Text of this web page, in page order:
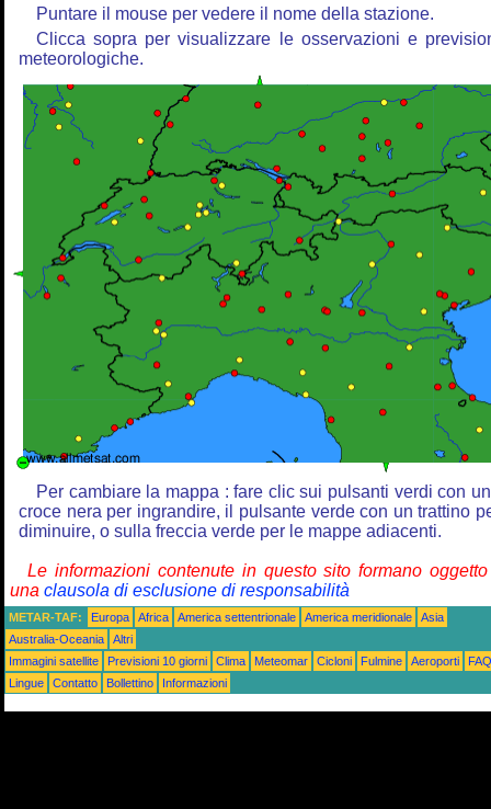
Puntare il mouse per vedere il nome della stazione.
Clicca sopra per visualizzare le osservazioni e
meteorologiche.
Per cambiare la mappa : fare clic sui pulsanti verdi con
croce nera per ingrandire, il pulsante verde con un trattino
diminuire, o sulla freccia verde per le mappe adiacenti.
Le informazioni contenute in questo sito formano
una clausola di esclusione di responsabilità
METAR-TAF: Europa Africa America settentrionale America meridionale
Asia
Australia-Oceania
Altri
Immagini satellite
Previsioni 10 giorni Clima Meteomar Cicloni Fulmine Aeroporti
FAQ
Lingue
Contatto Bollettino Informazioni